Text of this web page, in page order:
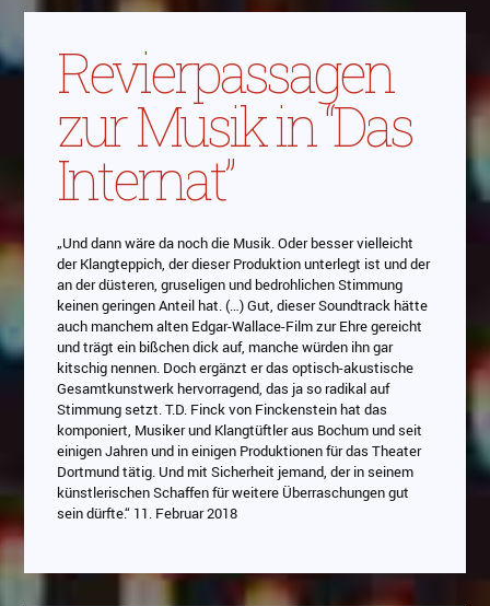
Revierpassagen
zur Musik in “Das
Internat”
„Und dann wäre da noch die Musik. Oder besser vielleicht
der Klangteppich, der dieser Produktion unterlegt ist und der
an der düsteren, gruseligen und bedrohlichen Stimmung
keinen geringen Anteil hat. (…) Gut, dieser Soundtrack hätte
auch manchem alten Edgar-Wallace-Film zur Ehre gereicht
und trägt ein bißchen dick auf, manche würden ihn gar
kitschig nennen. Doch ergänzt er das optisch-akustische
Gesamtkunstwerk hervorragend, das ja so radikal auf
Stimmung setzt. T.D. Finck von Finckenstein hat das
komponiert, Musiker und Klangtüftler aus Bochum und seit
einigen Jahren und in einigen Produktionen für das Theater
Dortmund tätig. Und mit Sicherheit jemand, der in seinem
künstlerischen Schaffen für weitere Überraschungen gut
sein dürfte.“ 11. Februar 2018